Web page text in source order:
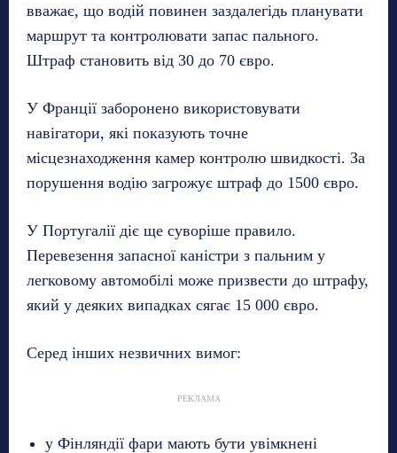
вважає, що водій повинен заздалегідь планувати
маршрут та контролювати запас пального.
Штраф становить від 30 до 70 євро.
У Франції заборонено використовувати
навігатори, які показують точне
місцезнаходження камер контролю швидкості. За
порушення водію загрожує штраф до 1500 євро.
У Португалії діє ще суворіше правило.
Перевезення запасної каністри з пальним у
легковому автомобілі може призвести до штрафу,
який у деяких випадках сягає 15 000 євро.
Серед інших незвичних вимог:
РЕКЛАМА
у Фінляндії фари мають бути увімкнені